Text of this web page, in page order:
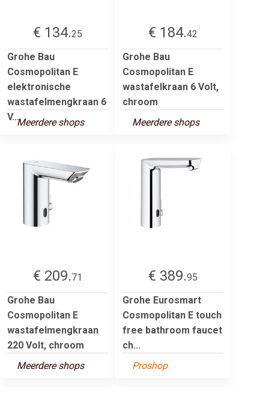
€ 134.25
Grohe Bau
Cosmopolitan E
elektronische
wastafelmengkraan 6
V...Meerdere shops
€ 184.42
Grohe Bau
Cosmopolitan E
wastafelkraan 6 Volt,
chroom
Meerdere shops
€ 209.71
Grohe Bau
Cosmopolitan E
wastafelmengkraan
220 Volt, chroom
Meerdere shops
€ 389.95
Grohe Eurosmart
Cosmopolitan E touch
free bathroom faucet
ch...
Proshop